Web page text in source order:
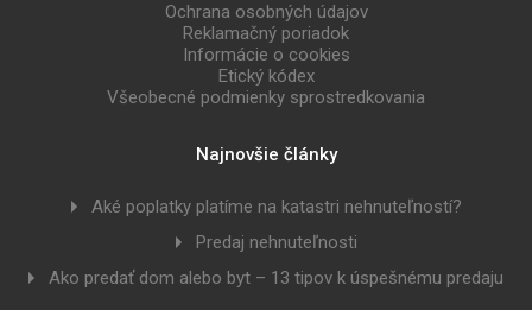
Ochrana osobných údajov
Reklamačný poriadok
Informácie o cookies
Etický kódex
Všeobecné podmienky sprostredkovania
Najnovšie články
Aké poplatky platíme na katastri nehnuteľností?
Predaj nehnuteľnosti
Ako predať dom alebo byt – 13 tipov k úspešnému predaju